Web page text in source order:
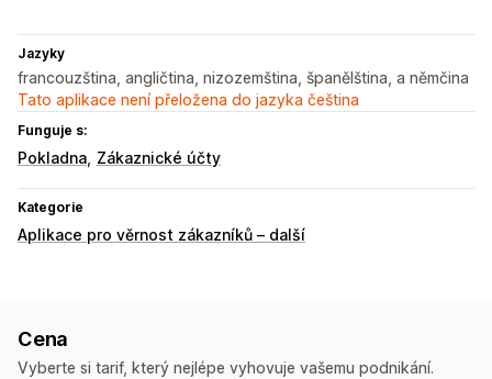
Jazyky
francouzština, angličtina, nizozemština, španělština, a němčina
Tato aplikace není přeložena do jazyka čeština
Funguje s:
Pokladna Zákaznické účty
Kategorie
Aplikace pro věrnost zákazníků – další
Cena
Vyberte si tarif, který nejlépe vyhovuje vašemu podnikání.